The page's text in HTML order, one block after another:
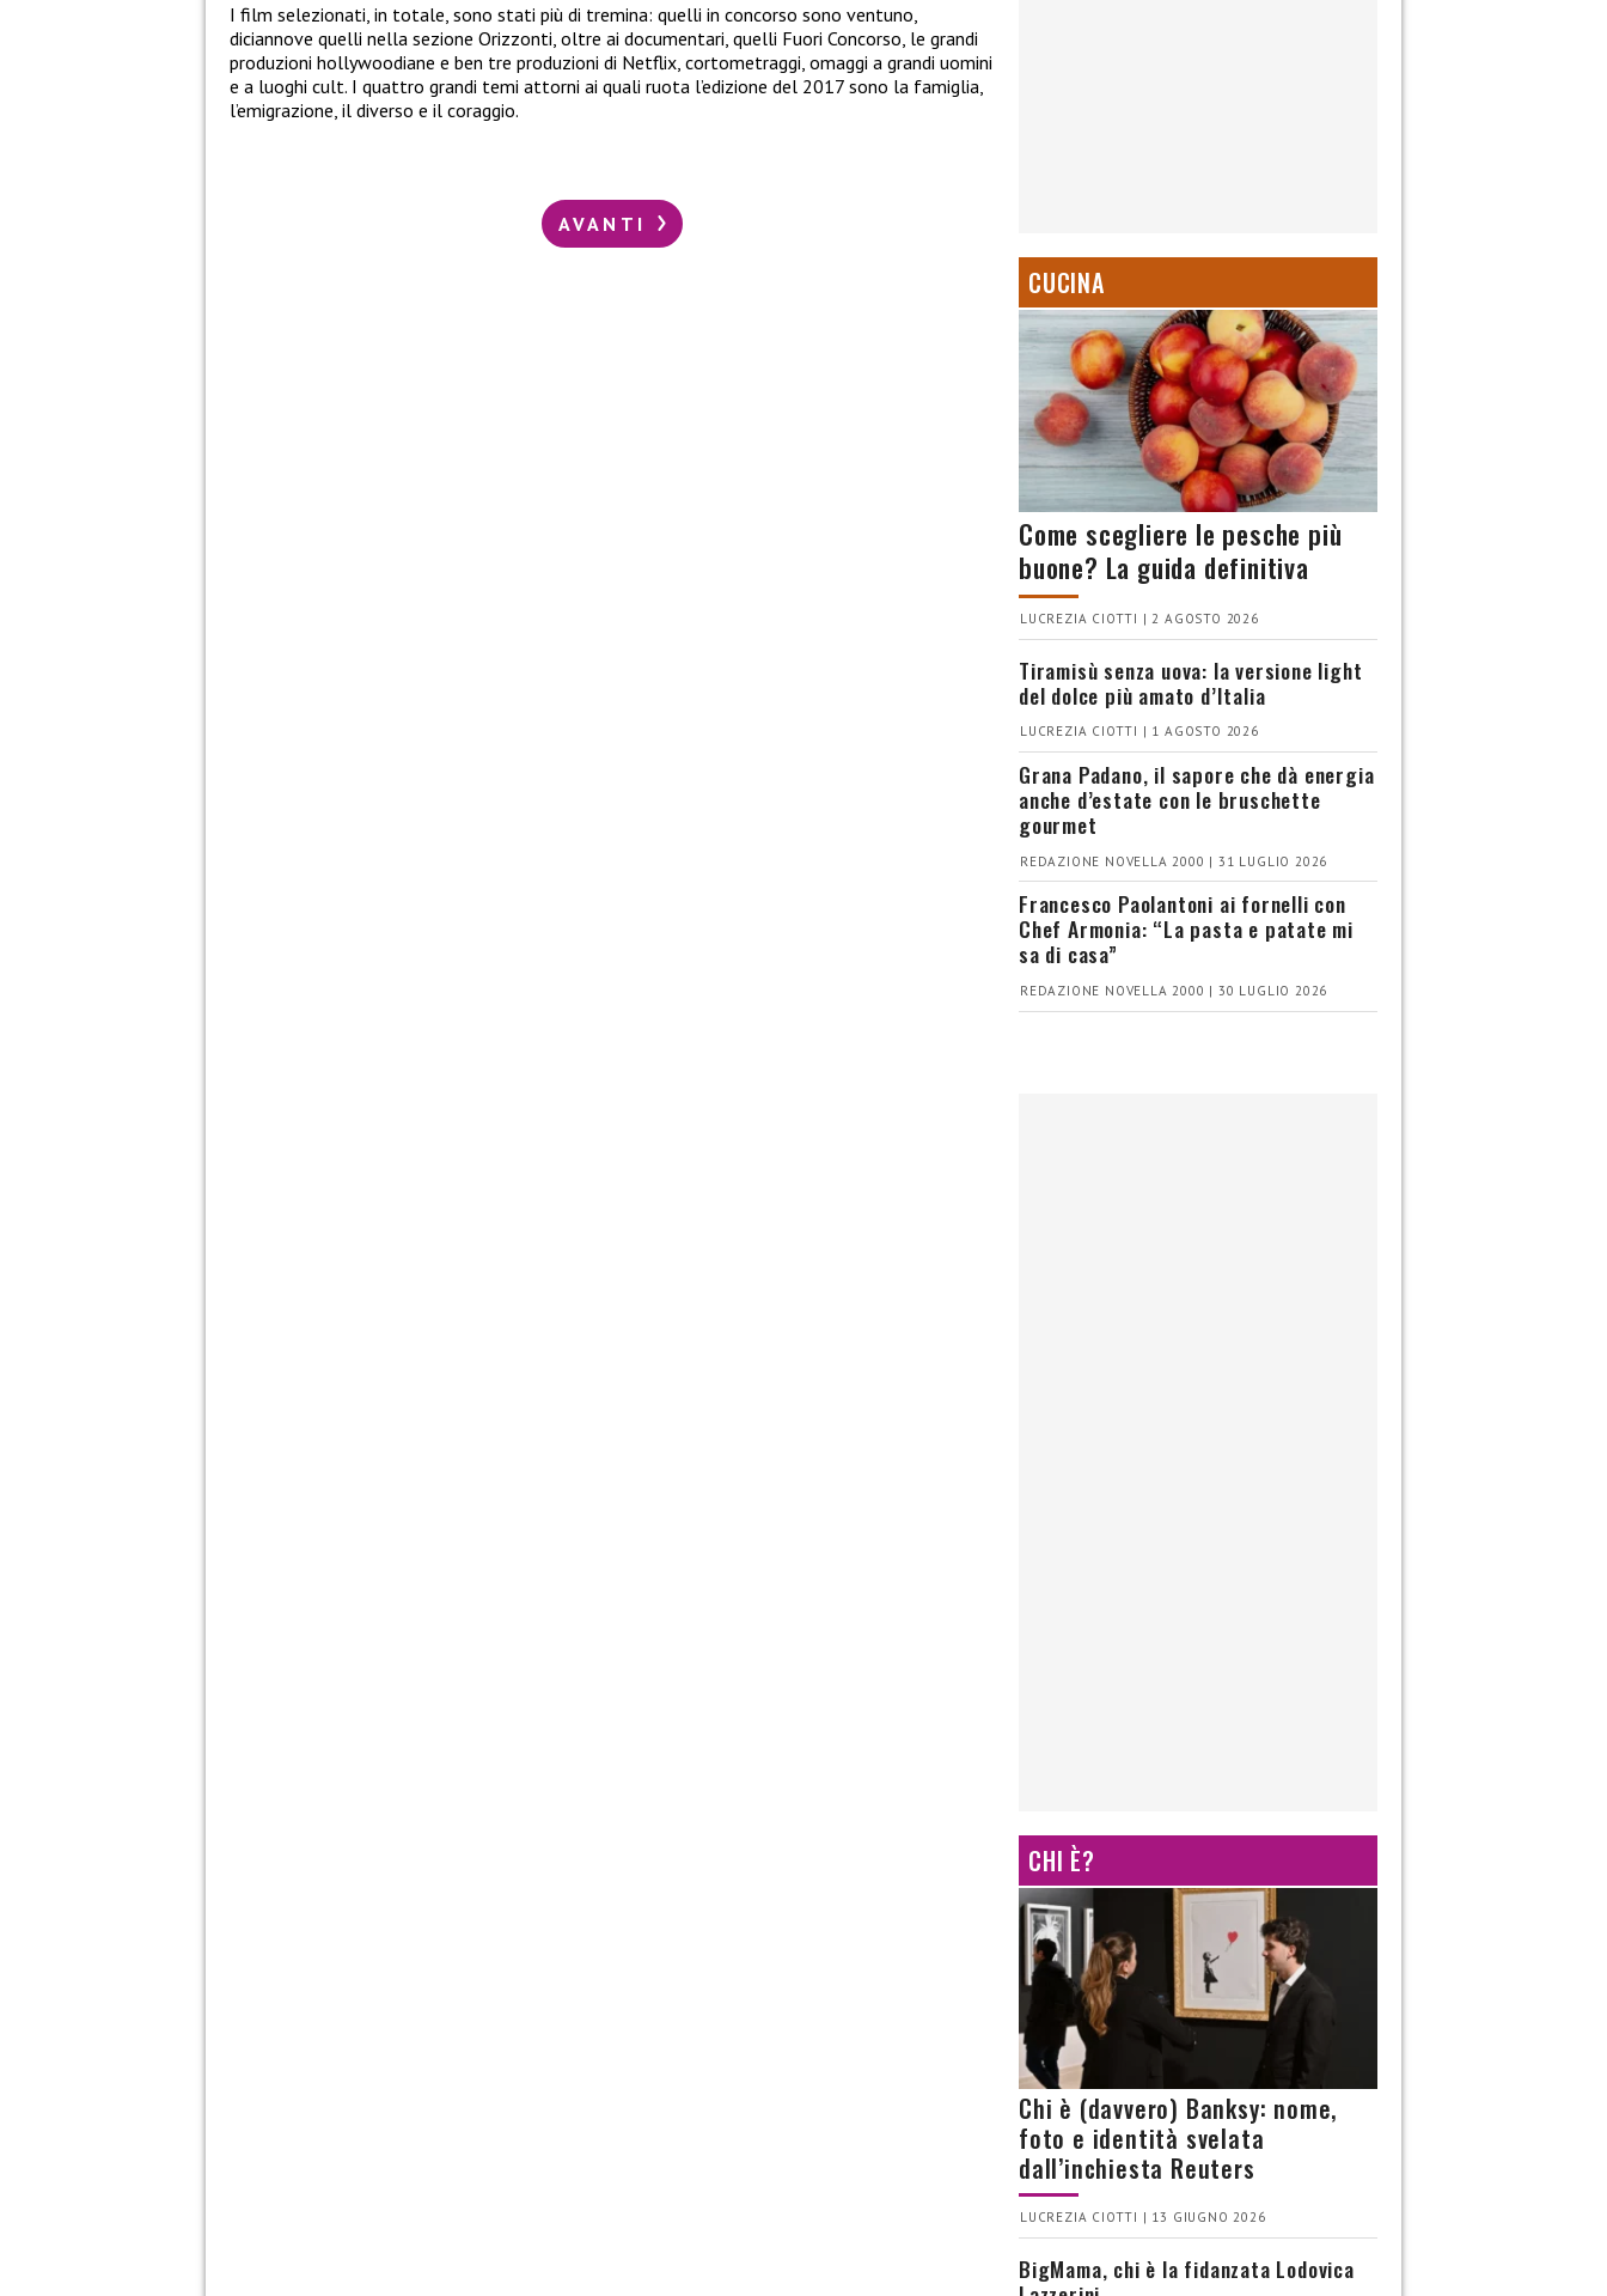
I film selezionati, in totale, sono stati più di tremina: quelli in concorso sono ventuno,
diciannove quelli nella sezione Orizzonti, oltre ai documentari, quelli Fuori Concorso, le grandi
produzioni hollywoodiane e ben tre produzioni di Netflix, cortometraggi, omaggi a grandi uomini
e a luoghi cult. I quattro grandi temi attorni ai quali ruota l’edizione del 2017 sono la famiglia,
l’emigrazione, il diverso e il coraggio.
AVANTI
CUCINA
Come scegliere le pesche più
buone? La guida definitiva
LUCREZIA CIOTTI | 2 AGOSTO 2026
Tiramisù senza uova: la versione light
del dolce più amato d’Italia
LUCREZIA CIOTTI | 1 AGOSTO 2026
Grana Padano, il sapore che dà energia
anche d’estate con le bruschette
gourmet
REDAZIONE NOVELLA 2000 | 31 LUGLIO 2026
Francesco Paolantoni ai fornelli con
Chef Armonia: “La pasta e patate mi
sa di casa”
REDAZIONE NOVELLA 2000 | 30 LUGLIO 2026
CHI È?
Chi è (davvero) Banksy: nome,
foto e identità svelata
dall’inchiesta Reuters
LUCREZIA CIOTTI | 13 GIUGNO 2026
BigMama, chi è la fidanzata Lodovica